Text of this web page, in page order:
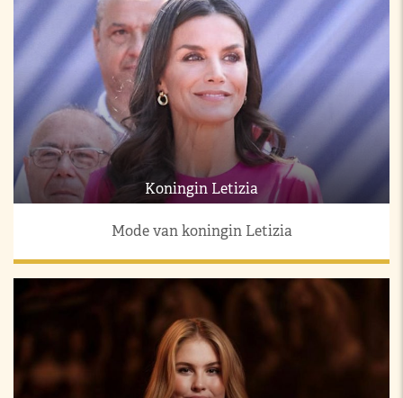
Koningin Letizia
Mode van koningin Letizia